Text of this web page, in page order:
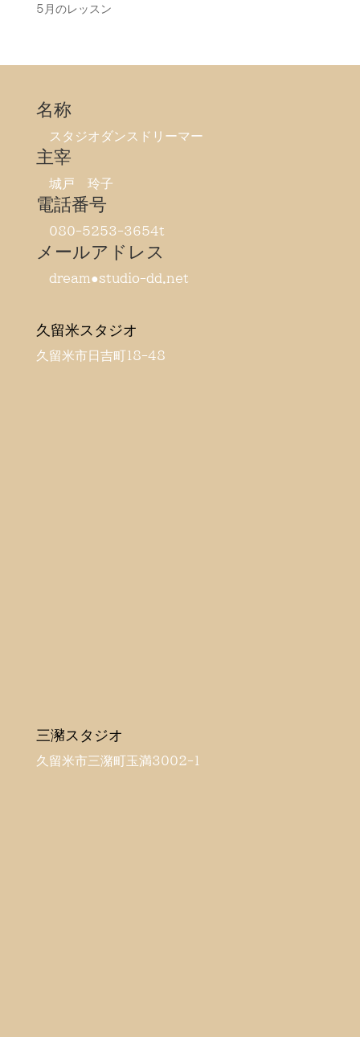
5月のレッスン
名称
スタジオダンスドリーマー
主宰
城戸 玲子
電話番号
080-5253-3654t
メールアドレス
dream●studio-dd.net
久留米スタジオ
久留米市日吉町18-48
三瀦スタジオ
久留米市三潴町玉満3002-1